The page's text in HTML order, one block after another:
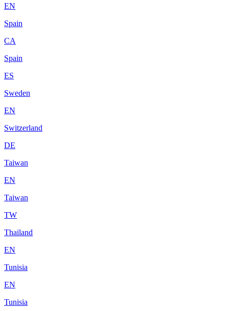
EN
Spain
CA
Spain
ES
Sweden
EN
Switzerland
DE
Taiwan
EN
Taiwan
TW
Thailand
EN
Tunisia
EN
Tunisia